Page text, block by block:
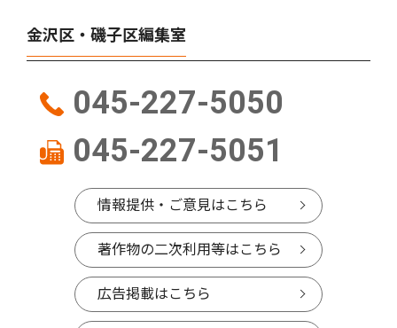
金沢区・磯子区編集室
045-227-5050
045-227-5051
情報提供・ご意見はこちら
著作物の二次利用等はこちら
広告掲載はこちら